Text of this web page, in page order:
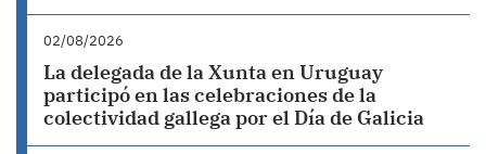
02/08/2026
La delegada de la Xunta en Uruguay
participó en las celebraciones de la
colectividad gallega por el Día de Galicia